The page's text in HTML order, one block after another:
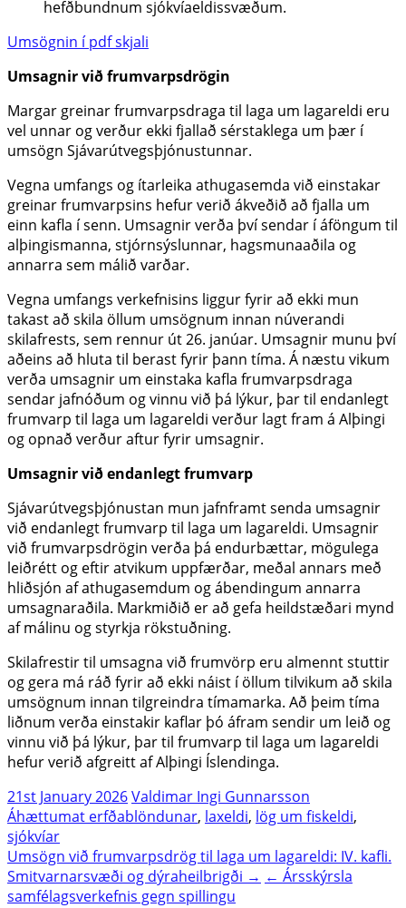
hefðbundnum sjókvíaeldissvæðum.
Umsögnin í pdf skjali
Umsagnir við frumvarpsdrögin
Margar greinar frumvarpsdraga til laga um lagareldi eru
vel unnar og verður ekki fjallað sérstaklega um þær í
umsögn Sjávarútvegsþjónustunnar.
Vegna umfangs og ítarleika athugasemda við einstakar
greinar frumvarpsins hefur verið ákveðið að fjalla um
einn kafla í senn. Umsagnir verða því sendar í áföngum til
alþingismanna, stjórnsýslunnar, hagsmunaaðila og
annarra sem málið varðar.
Vegna umfangs verkefnisins liggur fyrir að ekki mun
takast að skila öllum umsögnum innan núverandi
skilafrests, sem rennur út 26. janúar. Umsagnir munu því
aðeins að hluta til berast fyrir þann tíma. Á næstu vikum
verða umsagnir um einstaka kafla frumvarpsdraga
sendar jafnóðum og vinnu við þá lýkur, þar til endanlegt
frumvarp til laga um lagareldi verður lagt fram á Alþingi
og opnað verður aftur fyrir umsagnir.
Umsagnir við endanlegt frumvarp
Sjávarútvegsþjónustan mun jafnframt senda umsagnir
við endanlegt frumvarp til laga um lagareldi. Umsagnir
við frumvarpsdrögin verða þá endurbættar, mögulega
leiðrétt og eftir atvikum uppfærðar, meðal annars með
hliðsjón af athugasemdum og ábendingum annarra
umsagnaraðila. Markmiðið er að gefa heildstæðari mynd
af málinu og styrkja rökstuðning.
Skilafrestir til umsagna við frumvörp eru almennt stuttir
og gera má ráð fyrir að ekki náist í öllum tilvikum að skila
umsögnum innan tilgreindra tímamarka. Að þeim tíma
liðnum verða einstakir kaflar þó áfram sendir um leið og
vinnu við þá lýkur, þar til frumvarp til laga um lagareldi
hefur verið afgreitt af Alþingi Íslendinga.
21st January 2026Valdimar Ingi Gunnarsson
Áhættumat erfðablöndunar, laxeldi, lög um fiskeldi,
sjókvíar
Post
navigation
Umsögn við frumvarpsdrög til laga um lagareldi: IV. kafli.
Smitvarnarsvæði og dýraheilbrigði → ← Ársskýrsla
samfélagsverkefnis gegn spillingu